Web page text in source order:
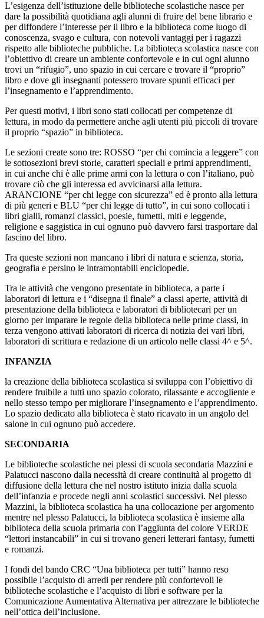
L’esigenza dell’istituzione delle biblioteche scolastiche nasce per
dare la possibilità quotidiana agli alunni di fruire del bene librario e
per diffondere l’interesse per il libro e la biblioteca come luogo di
conoscenza, svago e cultura, con notevoli vantaggi per i ragazzi
rispetto alle biblioteche pubbliche. La biblioteca scolastica nasce con
l’obiettivo di creare un ambiente confortevole e in cui ogni alunno
trovi un “rifugio”, uno spazio in cui cercare e trovare il “proprio”
libro e dove gli insegnanti potessero trovare spunti efficaci per
l’insegnamento e l’apprendimento.
Per questi motivi, i libri sono stati collocati per competenze di
lettura, in modo da permettere anche agli utenti più piccoli di trovare
il proprio “spazio” in biblioteca.
Le sezioni create sono tre: ROSSO “per chi comincia a leggere” con
le sottosezioni brevi storie, caratteri speciali e primi apprendimenti,
in cui anche chi è alle prime armi con la lettura o con l’italiano, può
trovare ciò che gli interessa ed avvicinarsi alla lettura.
ARANCIONE “per chi legge con sicurezza” ed è pronto alla lettura
di più generi e BLU “per chi legge di tutto”, in cui sono collocati i
libri gialli, romanzi classici, poesie, fumetti, miti e leggende,
religione e saggistica in cui ognuno può davvero farsi trasportare dal
fascino del libro.
Tra queste sezioni non mancano i libri di natura e scienza, storia,
geografia e persino le intramontabili enciclopedie.
Tra le attività che vengono presentate in biblioteca, a parte i
laboratori di lettura e i “disegna il finale” a classi aperte, attività di
presentazione della biblioteca e laboratori di bibliotecari per un
giorno per imparare le regole della biblioteca nelle prime classi, in
terza vengono attivati laboratori di ricerca di notizia dei vari libri,
laboratori di scrittura e redazione di un articolo nelle classi 4^ e 5^.
INFANZIA
la creazione della biblioteca scolastica si sviluppa con l’obiettivo di
rendere fruibile a tutti uno spazio colorato, rilassante e accogliente e
nello stesso tempo per migliorare l’insegnamento e l’apprendimento.
Lo spazio dedicato alla biblioteca è stato ricavato in un angolo del
salone in cui ognuno può accedere.
SECONDARIA
Le biblioteche scolastiche nei plessi di scuola secondaria Mazzini e
Palatucci nascono dalla necessità di creare continuità al progetto di
diffusione della lettura che nel nostro istituto inizia dalla scuola
dell’infanzia e procede negli anni scolastici successivi. Nel plesso
Mazzini, la biblioteca scolastica ha una collocazione per argomento
mentre nel plesso Palatucci, la biblioteca scolastica è insieme alla
biblioteca della scuola primaria con l’aggiunta del colore VERDE
“lettori instancabili” in cui si trovano generi letterari fantasy, fumetti
e romanzi.
I fondi del bando CRC “Una biblioteca per tutti” hanno reso
possibile l’acquisto di arredi per rendere più confortevoli le
biblioteche scolastiche e l’acquisto di libri e software per la
Comunicazione Aumentativa Alternativa per attrezzare le biblioteche
nell’ottica dell’inclusione.